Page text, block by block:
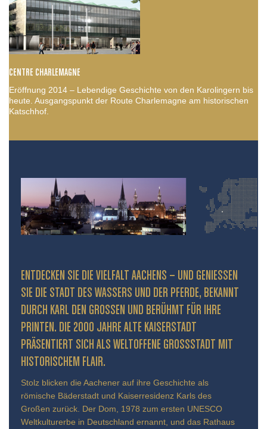
CENTRE CHARLEMAGNE
Eröffnung 2014 – Lebendige Geschichte von den Karolingern bis
heute. Ausgangspunkt der Route Charlemagne am historischen
Katschhof.
ENTDECKEN SIE DIE VIELFALT AACHENS – UND GENIESSEN S
IE DIE STADT DES WASSERS UND DER PFERDE, BEKANNT D
URCH KARL DEN GROSSEN UND BERÜHMT FÜR IHRE PR
INTEN. DIE 2000 JAHRE ALTE KAISERSTADT PR
ÄSENTIERT SICH ALS WELTOFFENE GROSSSTADT MIT HIS
TORISCHEM FLAIR.
Stolz blicken die Aachener auf ihre Geschichte als
römische Bäderstadt und Kaiserresidenz Karls des
Großen zurück. Der Dom, 1978 zum ersten UNESCO
Weltkulturerbe in Deutschland ernannt, und das Rathaus